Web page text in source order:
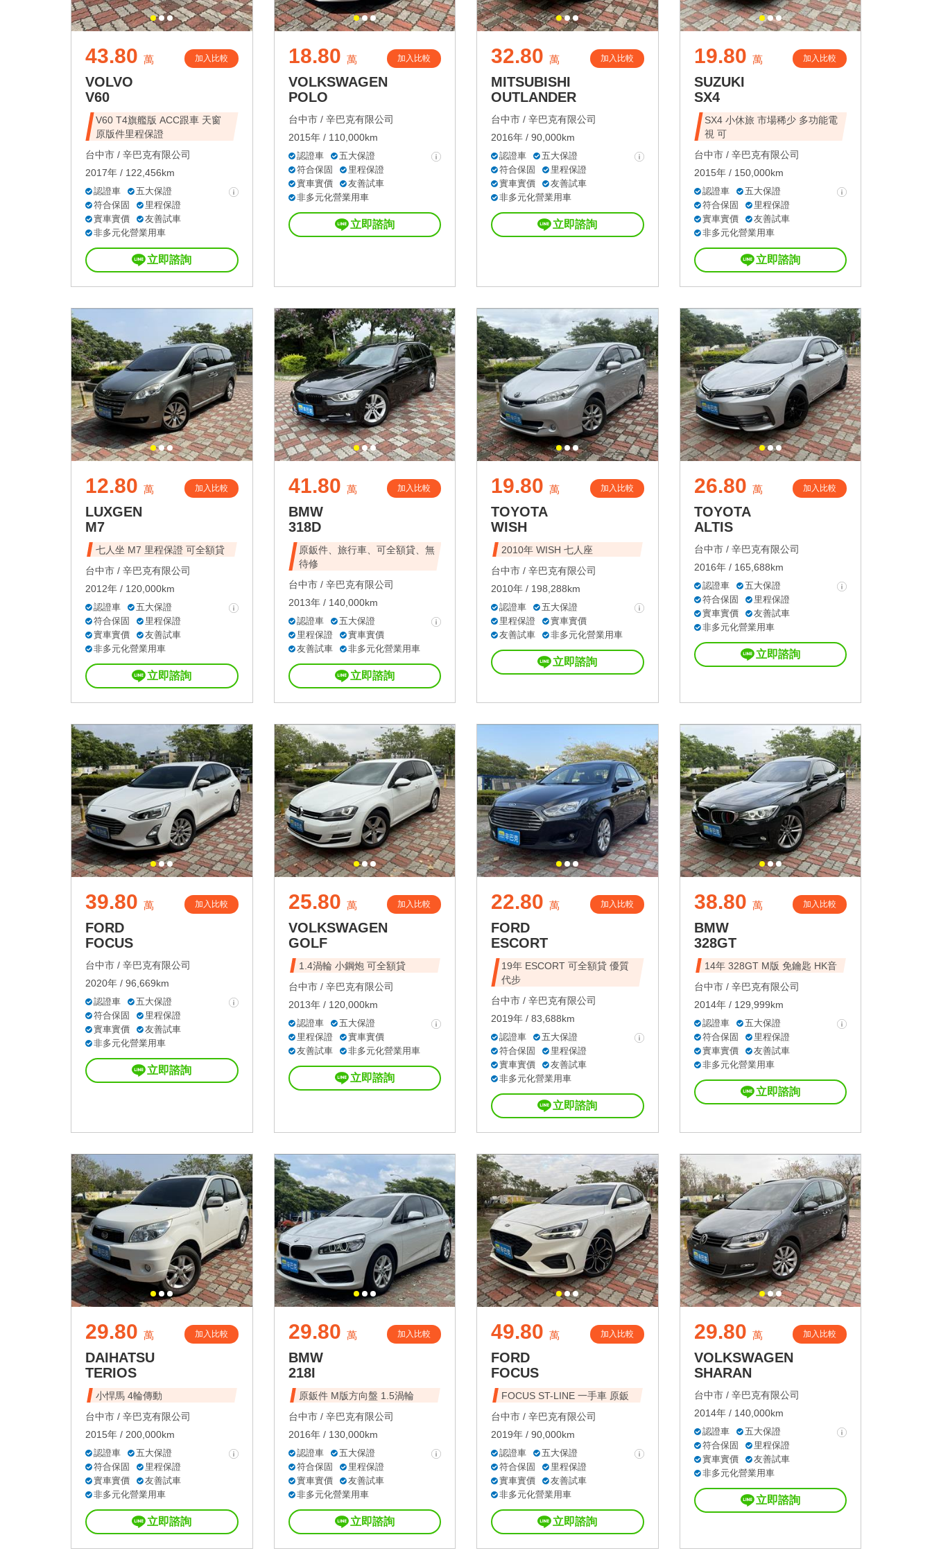
43.80 萬 加入比較
VOLVO
V60
V60 T4旗艦版 ACC跟車 天窗
原版件里程保證
台中市 / 辛巴克有限公司
2017年 / 122,456km
認證車
五大保證
符合保固
里程保證
實車實價
友善試車
非多元化營業用車
立即諮詢
18.80 萬 加入比較
VOLKSWAGEN
POLO
台中市 / 辛巴克有限公司
2015年 / 110,000km
認證車
五大保證
符合保固
里程保證
實車實價
友善試車
非多元化營業用車
立即諮詢
32.80 萬 加入比較
MITSUBISHI
OUTLANDER
台中市 / 辛巴克有限公司
2016年 / 90,000km
認證車
五大保證
符合保固
里程保證
實車實價
友善試車
非多元化營業用車
立即諮詢
19.80 萬 加入比較
SUZUKI
SX4
SX4 小休旅 市場稀少 多功能電
視 可
台中市 / 辛巴克有限公司
2015年 / 150,000km
認證車
五大保證
符合保固
里程保證
實車實價
友善試車
非多元化營業用車
立即諮詢
12.80 萬 加入比較
LUXGEN
M7
七人坐 M7 里程保證 可全額貸
台中市 / 辛巴克有限公司
2012年 / 120,000km
認證車
五大保證
符合保固
里程保證
實車實價
友善試車
非多元化營業用車
立即諮詢
41.80 萬 加入比較
BMW
318D
原鈑件、旅行車、可全額貸、無
待修
台中市 / 辛巴克有限公司
2013年 / 140,000km
認證車
五大保證
里程保證
實車實價
友善試車
非多元化營業用車
立即諮詢
19.80 萬 加入比較
TOYOTA
WISH
2010年 WISH 七人座
台中市 / 辛巴克有限公司
2010年 / 198,288km
認證車
五大保證
里程保證
實車實價
友善試車
非多元化營業用車
立即諮詢
26.80 萬 加入比較
TOYOTA
ALTIS
台中市 / 辛巴克有限公司
2016年 / 165,688km
認證車
五大保證
符合保固
里程保證
實車實價
友善試車
非多元化營業用車
立即諮詢
39.80 萬 加入比較
FORD
FOCUS
台中市 / 辛巴克有限公司
2020年 / 96,669km
認證車
五大保證
符合保固
里程保證
實車實價
友善試車
非多元化營業用車
立即諮詢
25.80 萬 加入比較
VOLKSWAGEN
GOLF
1.4渦輪 小鋼炮 可全額貸
台中市 / 辛巴克有限公司
2013年 / 120,000km
認證車
五大保證
里程保證
實車實價
友善試車
非多元化營業用車
立即諮詢
22.80 萬 加入比較
FORD
ESCORT
19年 ESCORT 可全額貸 優質
代步
台中市 / 辛巴克有限公司
2019年 / 83,688km
認證車
五大保證
符合保固
里程保證
實車實價
友善試車
非多元化營業用車
立即諮詢
38.80 萬 加入比較
BMW
328GT
14年 328GT M版 免鑰匙 HK音
台中市 / 辛巴克有限公司
2014年 / 129,999km
認證車
五大保證
符合保固
里程保證
實車實價
友善試車
非多元化營業用車
立即諮詢
29.80 萬 加入比較
DAIHATSU
TERIOS
小悍馬 4輪傳動
台中市 / 辛巴克有限公司
2015年 / 200,000km
認證車
五大保證
符合保固
里程保證
實車實價
友善試車
非多元化營業用車
立即諮詢
29.80 萬 加入比較
BMW
218I
原鈑件 M版方向盤 1.5渦輪
台中市 / 辛巴克有限公司
2016年 / 130,000km
認證車
五大保證
符合保固
里程保證
實車實價
友善試車
非多元化營業用車
立即諮詢
49.80 萬 加入比較
FORD
FOCUS
FOCUS ST-LINE 一手車 原鈑
台中市 / 辛巴克有限公司
2019年 / 90,000km
認證車
五大保證
符合保固
里程保證
實車實價
友善試車
非多元化營業用車
立即諮詢
29.80 萬 加入比較
VOLKSWAGEN
SHARAN
台中市 / 辛巴克有限公司
2014年 / 140,000km
認證車
五大保證
符合保固
里程保證
實車實價
友善試車
非多元化營業用車
立即諮詢